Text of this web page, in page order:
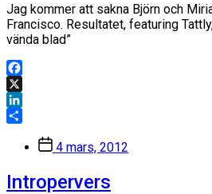
Jag kommer att sakna Björn och
Francisco. Resultatet, featuring
vända blad”
Facebook
X
LinkedIn
Inläggsdatum
4 mars, 2012
Intropervers